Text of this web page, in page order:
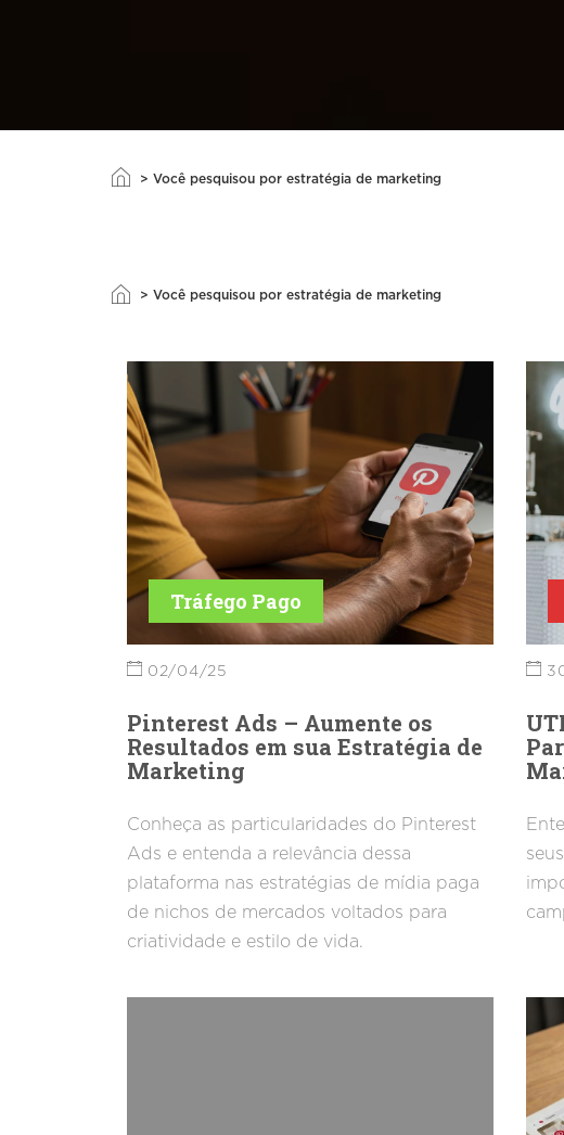
> Você pesquisou por estratégia de marketing
> Você pesquisou por estratégia de marketing
Tráfego Pago
02/04/25
Pinterest Ads – Aumente os
Resultados em sua Estratégia de
Marketing
Conheça as particularidades do Pinterest
Ads e entenda a relevância dessa
plataforma nas estratégias de mídia paga
de nichos de mercados voltados para
criatividade e estilo de vida.